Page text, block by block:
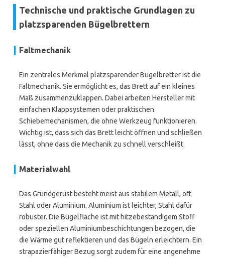
Technische und praktische Grundlagen zu
platzsparenden Bügelbrettern
Faltmechanik
Ein zentrales Merkmal platzsparender Bügelbretter ist die
Faltmechanik. Sie ermöglicht es, das Brett auf ein kleines
Maß zusammenzuklappen. Dabei arbeiten Hersteller mit
einfachen Klappsystemen oder praktischen
Schiebemechanismen, die ohne Werkzeug funktionieren.
Wichtig ist, dass sich das Brett leicht öffnen und schließen
lässt, ohne dass die Mechanik zu schnell verschleißt.
Materialwahl
Das Grundgerüst besteht meist aus stabilem Metall, oft
Stahl oder Aluminium. Aluminium ist leichter, Stahl dafür
robuster. Die Bügelfläche ist mit hitzebeständigem Stoff
oder speziellen Aluminiumbeschichtungen bezogen, die
die Wärme gut reflektieren und das Bügeln erleichtern. Ein
strapazierfähiger Bezug sorgt zudem für eine angenehme